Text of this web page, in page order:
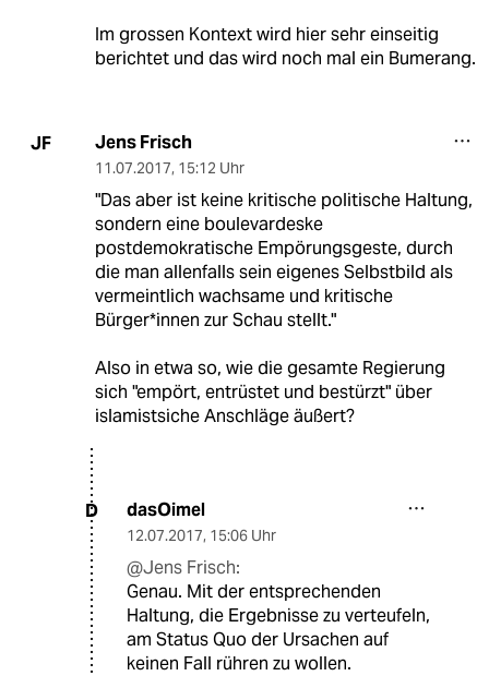
Im grossen Kontext wird hier sehr einseitig
berichtet und das wird noch mal ein Bumerang.
JF Jens Frisch
11.07.2017, 15:12 Uhr
"Das aber ist keine kritische politische Haltung,
sondern eine boulevardeske
postdemokratische Empörungsgeste, durch
die man allenfalls sein eigenes Selbstbild als
vermeintlich wachsame und kritische
Bürger*innen zur Schau stellt."
Also in etwa so, wie die gesamte Regierung
sich "empört, entrüstet und bestürzt" über
islamistsiche Anschläge äußert?
D dasOimel
12.07.2017, 15:06 Uhr
@Jens Frisch:
Genau. Mit der entsprechenden
Haltung, die Ergebnisse zu verteufeln,
am Status Quo der Ursachen auf
keinen Fall rühren zu wollen.